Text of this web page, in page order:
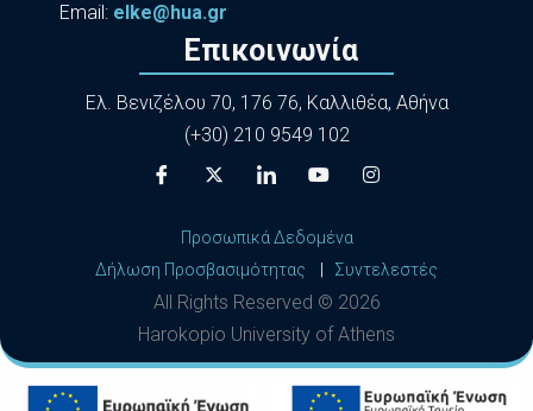
Εmail: elke@hua.gr
Επικοινωνία
Ελ. Βενιζέλου 70, 176 76, Καλλιθέα, Αθήνα
(+30) 210 9549 102
Προσωπικά Δεδομένα
Δήλωση Προσβασιμότητας
Συντελεστές
All Rights Reserved © 2026
Harokopio University of Athens